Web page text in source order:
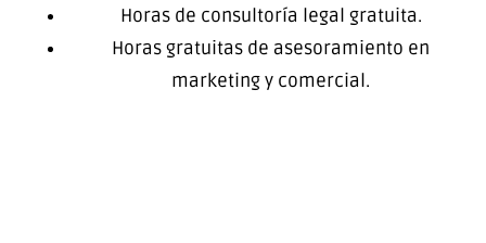
Horas de consultoría legal gratuita.
Horas gratuitas de asesoramiento en
marketing y comercial.